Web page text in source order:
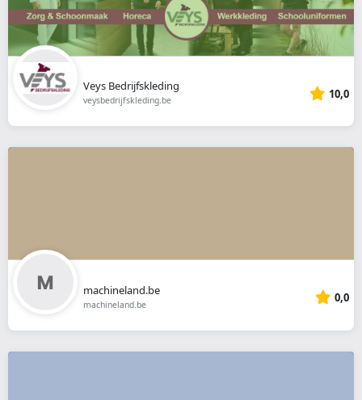
Veys Bedrijfskleding
veysbedrijfskleding.be 10,0
machineland.be
machineland.be 0,0